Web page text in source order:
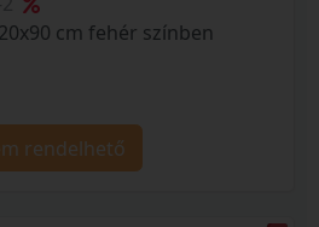
cm fehér színben
rendelhető